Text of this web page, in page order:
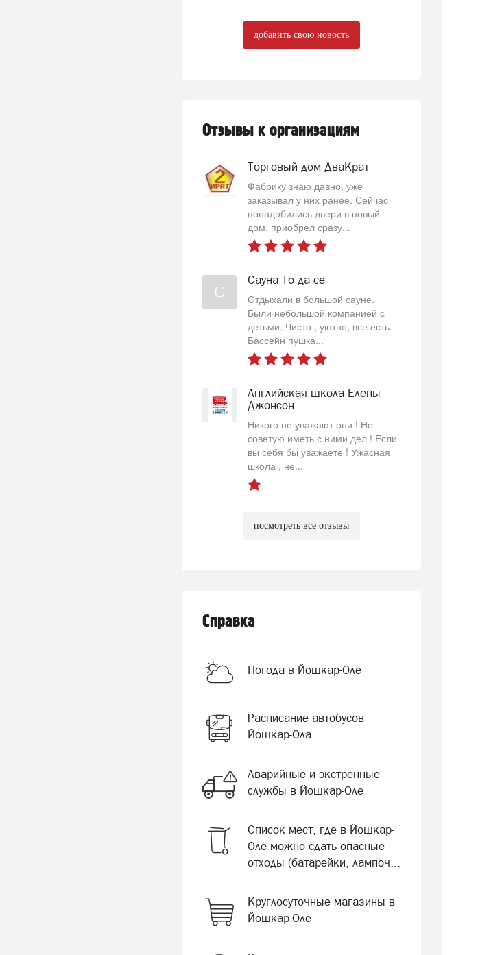
добавить свою новость
Отзывы к организациям
Торговый дом ДваКрат
Фабрику знаю давно, уже
заказывал у них ранее. Сейчас
понадобились двери в новый
дом, приобрел сразу...
С
Сауна То да сё
Отдыхали в большой сауне.
Были небольшой компанией с
детьми. Чисто , уютно, все есть.
Бассейн пушка...
Английская школа Елены
Джонсон
Никого не уважают они ! Не
советую иметь с ними дел ! Если
вы себя бы уважаете ! Ужасная
школа , не...
посмотреть все отзывы
Справка
Погода в Йошкар-Оле
Расписание автобусов
Йошкар-Ола
Аварийные и экстренные
службы в Йошкар-Оле
Список мест, где в Йошкар-
Оле можно сдать опасные
отходы (батарейки, лампоч...
Круглосуточные магазины в
Йошкар-Оле